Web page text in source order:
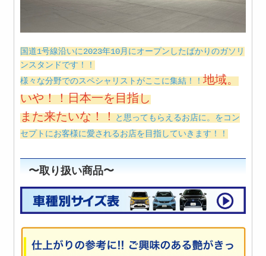
国道1号線沿いに2023年10月にオープンしたばかりのガソリ
ンスタンドです！！
様々な分野でのスペシャリストがここに集結！！地域。
いや！！日本一を目指し
また来たいな！！と思ってもらえるお店に。をコン
セプトにお客様に愛されるお店を目指していきます！！
〜取り扱い商品〜